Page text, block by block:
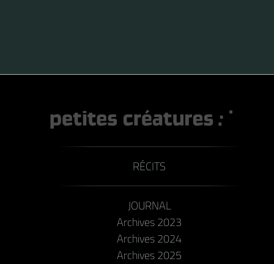
RÉCITS
JOURNAL
Archives 2023
Archives 2024
Archives 2025